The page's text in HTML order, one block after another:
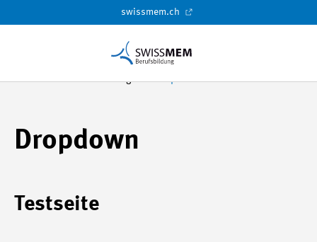
swissmem.ch
Swissmem Berufsbildung Dropdown
Dropdown
Testseite